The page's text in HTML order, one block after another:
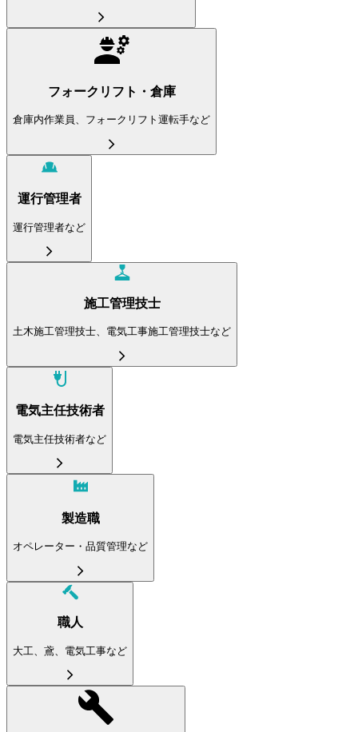
フォークリフト・倉庫
倉庫内作業員、フォークリフト運転手など
運行管理者
運行管理者など
施工管理技士
土木施工管理技士、電気工事施工管理技士など
電気主任技術者
電気主任技術者など
製造職
オペレーター・品質管理など
職人
大工、鳶、電気工事など